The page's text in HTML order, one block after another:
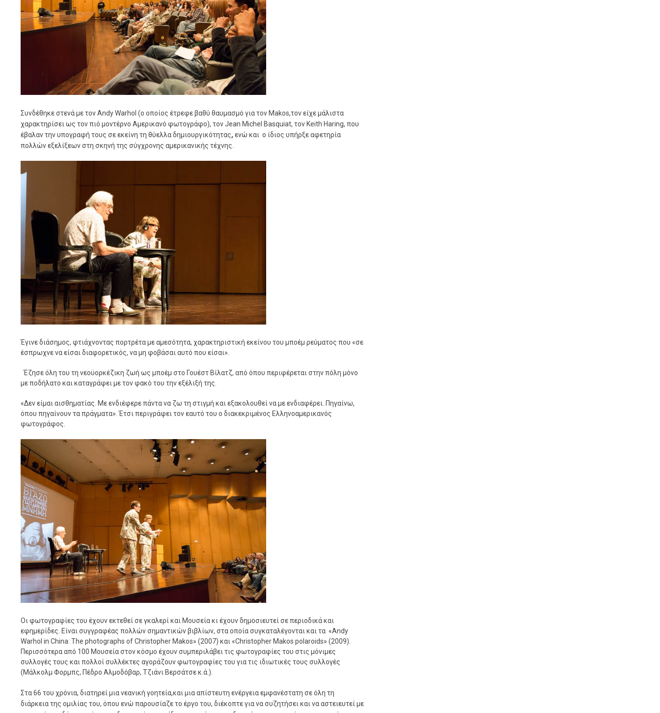
Συνδέθηκε στενά με τον Andy Warhol (ο οποίος έτρεφε βαθύ θαυμασμό για τον Makos,τον είχε μάλιστα
χαρακτηρίσει ως τον πιό μοντέρνο Αμερικανό φωτογράφο), τον Jean Michel Basquiat, τον Keith Haring, που
έβαλαν την υπογραφή τους σε εκείνη τη θύελλα δημιουργικότητας, ενώ και ο ίδιος υπήρξε αφετηρία
πολλών εξελίξεων στη σκηνή της σύγχρονης αμερικανικής τέχνης.
Έγινε διάσημος, φτιάχνοντας πορτρέτα με αμεσότητα, χαρακτηριστική εκείνου του μποέμ ρεύματος που «σε
έσπρωχνε να είσαι διαφορετικός, να μη φοβάσαι αυτό που είσαι».
Έζησε όλη του τη νεοϋορκέζικη ζωή ως μποέμ στο Γουέστ Βίλατζ, από όπου περιφέρεται στην πόλη μόνο
με ποδήλατο και καταγράφει με τον φακό του την εξέλιξή της.
«Δεν είμαι αισθηματίας. Με ενδιέφερε πάντα να ζω τη στιγμή και εξακολουθεί να με ενδιαφέρει. Πηγαίνω,
όπου πηγαίνουν τα πράγματα». Έτσι περιγράφει τον εαυτό του ο διακεκριμένος Ελληνοαμερικανός
φωτογράφος.
Οι φωτογραφίες του έχουν εκτεθεί σε γκαλερί και Μουσεία κι έχουν δημοσιευτεί σε περιοδικά και
εφημερίδες. Είναι συγγραφέας πολλών σημαντικών βιβλίων, στα οποία συγκαταλέγονται και τα «Andy
Warhol in China: The photographs of Christopher Makos» (2007) και «Christopher Μakos polaroids» (2009).
Περισσότερα από 100 Μουσεία στον κόσμο έχουν συμπεριλάβει τις φωτογραφίες του στις μόνιμες
συλλογές τους και πολλοί συλλέκτες αγοράζουν φωτογραφίες του για τις ιδιωτικές τους συλλογές
(Μάλκολμ Φορμπς, Πέδρο Αλμοδόβαρ, Τζιάνι Βερσάτσε κ.ά.).
Στα 66 του χρόνια, διατηρεί μια νεανική γοητεία,και μια απίστευτη ενέργεια εμφανέστατη σε όλη τη
διάρκειατης ομιλίας του, όπου ενώ παρουσίαζε το έργο του, διέκοπτε για να συζητήσει και να αστειευτεί με